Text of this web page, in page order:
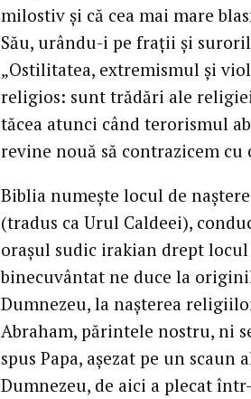
milostiv și că cea mai mare
Său, urându-i pe frații și
„Ostilitatea, extremismul și
religios: sunt trădări ale
tăcea atunci când terorismul
revine nouă să contrazicem
Biblia numește locul de
(tradus ca Urul Caldeei),
orașul sudic irakian drept locul
binecuvântat ne duce la
Dumnezeu, la nașterea
Abraham, părintele nostru, ni
spus Papa, așezat pe un
Dumnezeu, de aici a plecat